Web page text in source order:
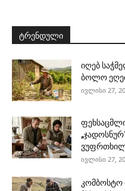
ტრენდული
იღებ
ბოლო
ივლისი 27,
ივლისი 27,
კომბოსტო